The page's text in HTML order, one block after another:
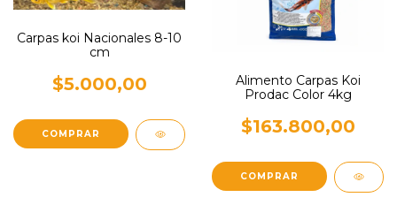
Carpas koi Nacionales 8-10
cm
$5.000,00
Alimento Carpas Koi
Prodac Color 4kg
$163.800,00